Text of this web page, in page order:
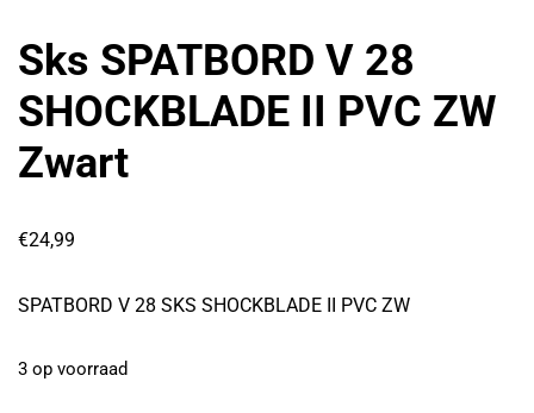
Sks SPATBORD V 28
SHOCKBLADE II PVC ZW
Zwart
€24,99
SPATBORD V 28 SKS SHOCKBLADE II PVC ZW
3 op voorraad